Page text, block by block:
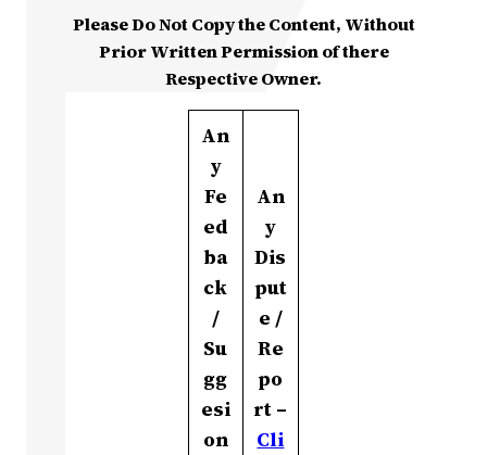
Please Do Not Copy the Content, Without
Prior Written Permission of there
Respective Owner.
An
y
Fe
ed
ba
ck
/
Su
gg
esi
on
An
y
Dis
put
e /
Re
po
rt –
Cli